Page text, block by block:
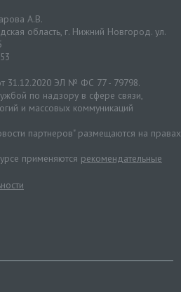
А.В.
область, г. Нижний Новгород. ул.
31.12.2020 ЭЛ № ФС 77 - 79798.
по надзору в сфере связи,
и массовых коммуникаций
партнеров" размещаются на правах
применяются рекомендательные